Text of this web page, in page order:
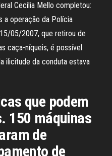
Cecilia Mello completou:
a operação da Polícia
05/2007, que retirou de
caça-níqueis, é possível
ilicitude da conduta estava
que podem
150 máquinas
de
de